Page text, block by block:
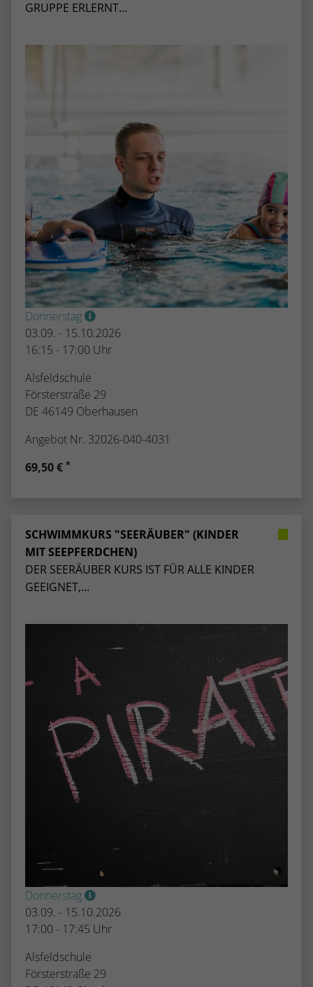
GRUPPE ERLERNT...
Donnerstag
03.09. - 15.10.2026
16:15 - 17:00 Uhr
Alsfeldschule
Försterstraße 29
DE 46149 Oberhausen
Angebot Nr. 32026-040-4031
69,50 € *
SCHWIMMKURS "SEERÄUBER" (KINDER
MIT SEEPFERDCHEN)
DER SEERÄUBER KURS IST FÜR ALLE KINDER
GEEIGNET,...
Donnerstag
03.09. - 15.10.2026
17:00 - 17:45 Uhr
Alsfeldschule
Försterstraße 29